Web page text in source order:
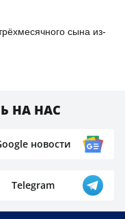
сына из-
НА НАС
новости
Telegram